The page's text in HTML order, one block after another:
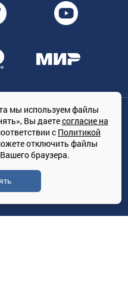
«ТРЕЙДКОН», ОГРН:
проспект Медиков, 7
продажа кондиционеров и
на территории РФ
ООО «ТРЕЙДКОН»
мы используем файлы
Вы даетесогласие на
с Политикой
отключить файлы
браузера.